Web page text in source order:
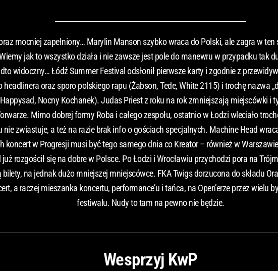
mocniej zapełniony… Marylin Manson szybko wraca do Polski, ale zagra w
jak to wszystko działa i nie zawsze jest pole do manewru w przypadku tak
widoczny… Łódź Summer Festival odsłonił pierwsze karty i zgodnie z
headlinera oraz sporo polskiego rapu (Żabson, Tede, White 2115) i trochę nazwa
Nocny Kochanek). Judas Priest z roku na rok zmniejszają miejscówki i
Mimo dobrej formy Roba i całego zespołu, ostatnio w Łodzi wleciało
nie zwiastuje, a też na razie brak info o gościach specjalnych. Machine Head
koncert w Progresji musi być tego samego dnia co Kreator – również w
rozgościł się na dobre w Polsce. Po Łodzi i Wrocławiu przychodzi pora na
na jednak dużo mniejszej mniejscówce. FKA Twigs dorzucona do składu
a raczej mieszanka koncertu, performance’u i tańca, na Open’erze przez wielu
festiwalu. Nudy to tam na pewno nie będzie.
Wesprzyj KwP